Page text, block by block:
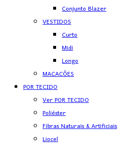
Conjunto Blazer
VESTIDOS
Curto
Midi
Longo
MACACÕES
POR TECIDO
Ver POR TECIDO
Poliéster
Fibras Naturais & Artificiais
Liocel